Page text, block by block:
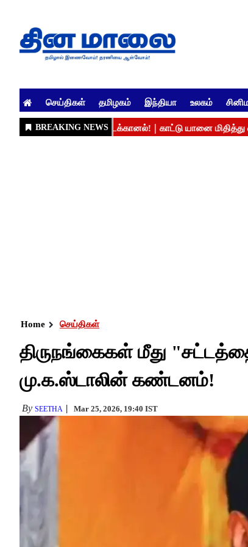
செய்திகள் தமிழகம் இந்தியா உலகம்
Home செய்திகள்
திருநங்கைகள் மீது
மு.க.ஸ்டாலின் கண்டனம்!
By SEETHA Mar 25, 2026, 19:40 IST